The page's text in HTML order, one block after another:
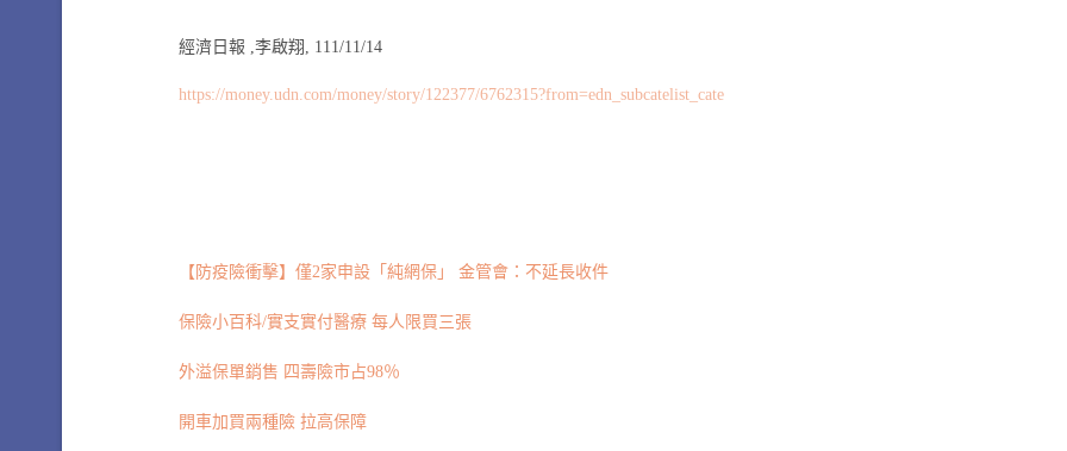
經濟日報 ,李啟翔, 111/11/14
https://money.udn.com/money/story/122377/6762315?from=edn_subcatelist_cate
【防疫險衝擊】僅2家申設「純網保」 金管會：不延長收件
保險小百科/實支實付醫療 每人限買三張
外溢保單銷售 四壽險市占98％
開車加買兩種險 拉高保障